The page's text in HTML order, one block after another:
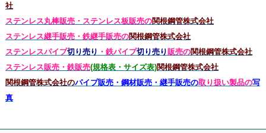
社
ステンレス丸棒販売・ ステンレス板販売の関根鋼管株式会社
ステンレス継手販売・鉄継手販売の関根鋼管株式会社
ステンレスパイプ切り売り ・鉄パイプ切り売り 販売の関根鋼管株式会社
ステンレス販売・鉄販売(規格表・サイズ表)関根鋼管株式会社
関根鋼管株式会社のパイプ販売・鋼材販売・継手販売の取り扱い製品の写
真